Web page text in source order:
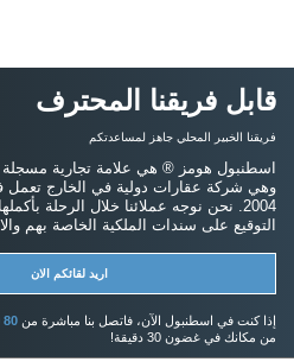
قابل فريقنا المحترف
فريقنا الخبير المحلي جاهز لمساعدتكم
وهي شركة عقارات دولية في الخارج تعمل
2004. نحن نوجه عملائنا خلال الرحلة
التوقيع على سندات الملكية الخاصة بهم
اريد لقائكم الان
إذا كنت في اسطنبول الآن، فاتصل بنا مباشرة من 80
من مكانك في غضون 30 دقيقة!